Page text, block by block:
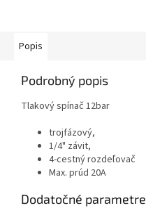
Popis
Podrobný popis
Tlakový spínač 12bar
trojfázový,
1/4" závit,
4-cestný rozdeľovač
Max. prúd 20A
Dodatočné parametre